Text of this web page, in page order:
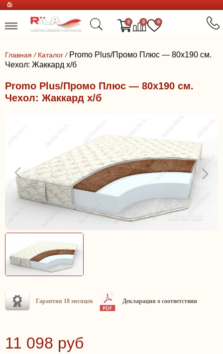
0 0 0
Главная / Каталог / Promo Plus/Промо Плюс — 80x190 см.
Чехол: Жаккард х/б
Promo Plus/Промо Плюс — 80x190 см.
Чехол: Жаккард х/б
Гарантия 18 месяцев Декларация о соответствии
11 098 руб